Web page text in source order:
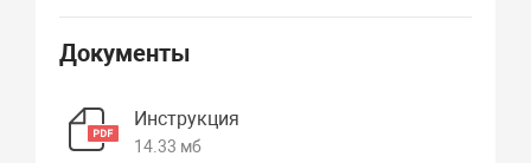
Документы
Инструкция
14.33 мб